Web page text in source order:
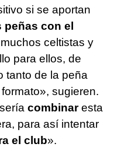
si se aportan
peñas con el
celtistas y
para ellos, de
tanto de la peña
sugieren.
combinaresta
para así intentar
el club».